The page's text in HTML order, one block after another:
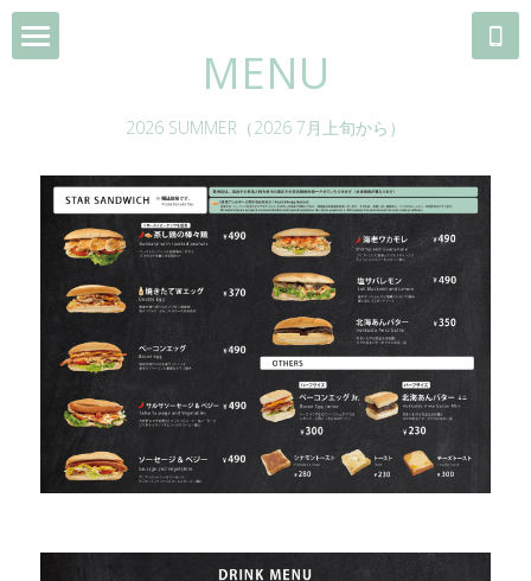
MENU
SANDWICH
COFFEE BEANS
THE FACTORY
MUSIC/GALLERY
MENU
2026 SUMMER（2026 7月上旬から）